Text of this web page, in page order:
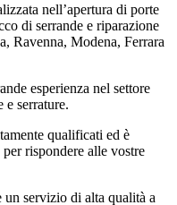
nell’apertura di porte
di serrande e riparazione
Ravenna, Modena, Ferrara
esperienza nel settore
e serrature.
qualificati ed è
rispondere alle vostre
servizio di alta qualità a